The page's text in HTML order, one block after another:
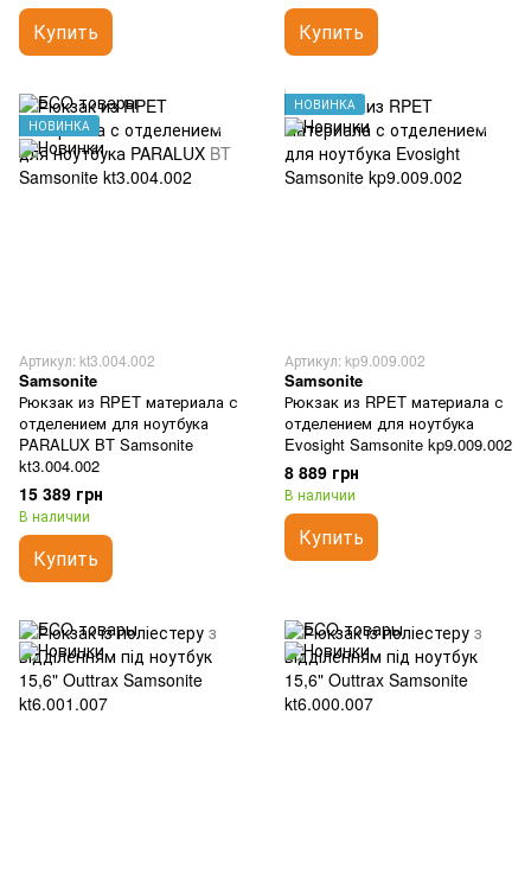
Купить Купить
НОВИНКА
Артикул: kt3.004.002
Samsonite
Рюкзак из RPET материала с
отделением для ноутбука
PARALUX BT Samsonite
kt3.004.002
15 389 грн
В наличии
Купить
НОВИНКА
Артикул: kp9.009.002
Samsonite
Рюкзак из RPET материала с
отделением для ноутбука
Evosight Samsonite kp9.009.002
8 889 грн
В наличии
Купить